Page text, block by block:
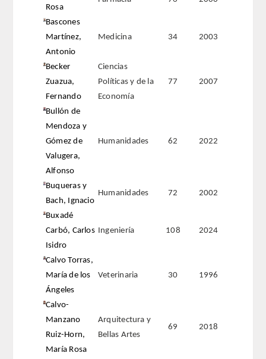
Extranjeros
HISTÓRICO DE ACADÉMICOS
NÚMERO
CORRESPONDIENTES
NACIONALES
EXTRANJEROS
DE MÉRITO
HONOR
ACTIVIDADES
ACTIVIDADES REALIZADAS
Rosa
Bascones
Martínez,
Antonio
Medicina 34 2003
Becker
Zuazua,
Fernando
Ciencias
Políticas y de la
Economía
77 2007
Bullón de
Mendoza y
Gómez de
Valugera,
Alfonso
Humanidades 62 2022
Buqueras y
Bach, Ignacio
Humanidades 72 2002
Buxadé
Carbó, Carlos
Isidro
Ingeniería 108 2024
Calvo Torras,
María de los
Ángeles
Veterinaria 30 1996
Calvo-
Manzano
Ruiz-Horn,
María Rosa
Arquitectura y
Bellas Artes
69 2018